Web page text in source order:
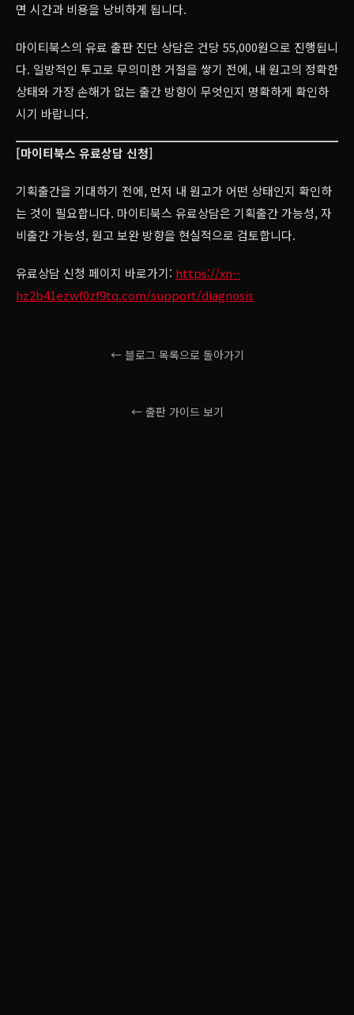
면 시간과 비용을 낭비하게 됩니다.
마이티북스의 유료 출판 진단 상담은 건당 55,000원으로 진행됩니
다. 일방적인 투고로 무의미한 거절을 쌓기 전에, 내 원고의 정확한
상태와 가장 손해가 없는 출간 방향이 무엇인지 명확하게 확인하
시기 바랍니다.
[마이티북스 유료상담 신청]
기획출간을 기대하기 전에, 먼저 내 원고가 어떤 상태인지 확인하
는 것이 필요합니다. 마이티북스 유료상담은 기획출간 가능성, 자
비출간 가능성, 원고 보완 방향을 현실적으로 검토합니다.
유료상담 신청 페이지 바로가기: https://xn--
hz2b41ezwf0zf9tq.com/support/diagnosis
← 블로그 목록으로 돌아가기
← 출판 가이드 보기